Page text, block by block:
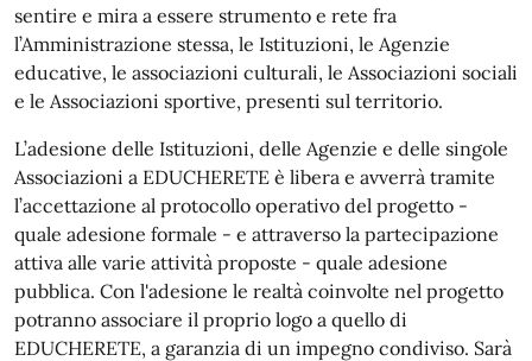
sentire e mira a essere strumento e rete fra
l’Amministrazione stessa, le Istituzioni, le Agenzie
educative, le associazioni culturali, le Associazioni sociali
e le Associazioni sportive, presenti sul territorio.
L’adesione delle Istituzioni, delle Agenzie e delle singole
Associazioni a EDUCHERETE è libera e avverrà tramite
l’accettazione al protocollo operativo del progetto -
quale adesione formale - e attraverso la partecipazione
attiva alle varie attività proposte - quale adesione
pubblica. Con l'adesione le realtà coinvolte nel progetto
potranno associare il proprio logo a quello di
EDUCHERETE, a garanzia di un impegno condiviso. Sarà